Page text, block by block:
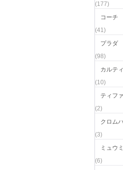
(177)
コーチ
(41)
プラダ
(98)
カルテ
(10)
ティフ
(2)
クロム
(3)
ミュウ
(6)